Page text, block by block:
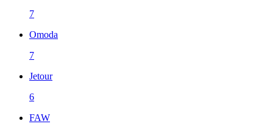
7
Omoda
7
Jetour
6
FAW